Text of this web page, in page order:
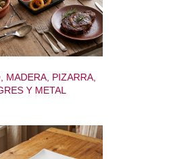
MADERA, PIZARRA,
Y METAL